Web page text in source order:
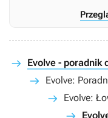
Evolve - poradnik
Evolve:
Evolve: